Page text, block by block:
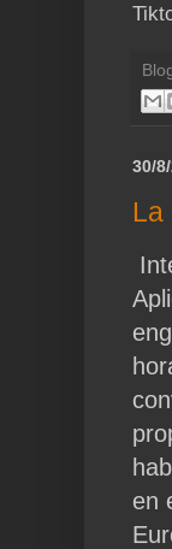
30/
La
en